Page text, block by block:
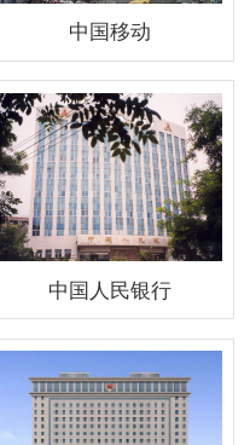
中国移动
中国人民银行